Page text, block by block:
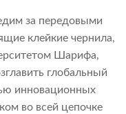
за передовыми
клейкие чернила,
Шарифа,
глобальный
инновационных
во всей цепочке